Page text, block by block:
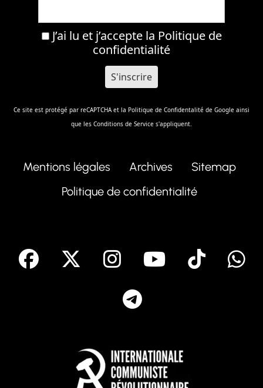
J’ai lu et j’accepte la Politique de
confidentialité
Ce site est protégé par reCAPTCHA et la Politique de Confidentalité de Google ainsi
que les Conditions de Service s'appliquent.
Mentions légales Archives
Sitemap
Politique de confidentialité
facebook Instagram
Youtube
Tik